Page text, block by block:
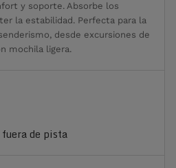
y soporte. Absorbe los
la estabilidad. Perfecta para la
desde excursiones de
mochila ligera.
de pista